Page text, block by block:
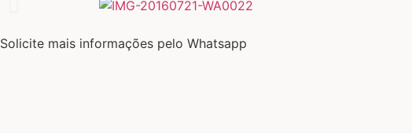
Solicite mais informações pelo Whatsapp